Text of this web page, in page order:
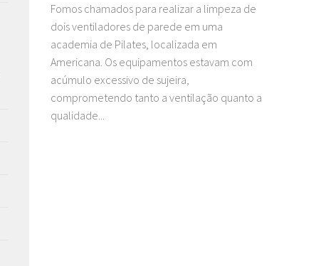
Fomos chamados para realizar a limpeza de
dois ventiladores de parede em uma
academia de Pilates, localizada em
Americana. Os equipamentos estavam com
acúmulo excessivo de sujeira,
comprometendo tanto a ventilação quanto a
qualidade...